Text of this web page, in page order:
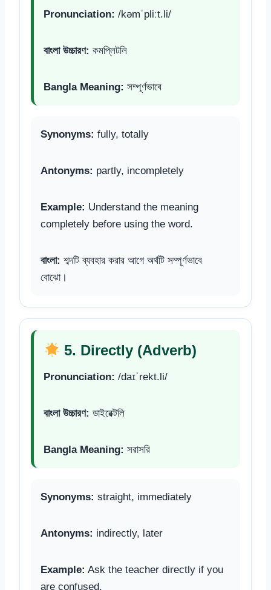
Pronunciation: /kəmˈpliːt.li/
বাংলা উচ্চারণ: কমপ্লিটলি
Bangla Meaning: সম্পূর্ণভাবে
Synonyms: fully, totally
Antonyms: partly, incompletely
Example: Understand the meaning
completely before using the word.
বাংলা: শব্দটি ব্যবহার করার আগে অর্থটি সম্পূর্ণভাবে
বোঝো।
5. Directly (Adverb)
Pronunciation: /daɪˈrekt.li/
বাংলা উচ্চারণ: ডাইরেক্টলি
Bangla Meaning: সরাসরি
Synonyms: straight, immediately
Antonyms: indirectly, later
Example: Ask the teacher directly if you
are confused.